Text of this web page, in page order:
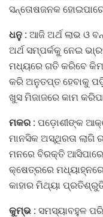
ସନ୍ତୋଷଜନକ
ଧନୁ : ଆଜି ଅର୍ଥ ଲାଭ ଓ
ଅର୍ଥ ସମ୍ପର୍କକୁ ନେଇ
ମଧ୍ୟରେ ଗତି କରିବେ
କରି ଅନୁତପ୍ତ ହେବାକୁ
ଖୁସ ମିଜାଜରେ କାମ
ମକର : ପଡ଼ୋଶୀଙ୍କ
ମାନସିକ ଅସ୍ଥିରତା
ମନରେ ବିରକ୍ତି ଆସିପାରେ
କ୍ଷେତ୍ରରେ ମଧ୍ୟାହ୍ନରେ
କାହାର ମିଥ୍ୟା
କୁମ୍ଭ : ସମସ୍ୟାବହୁଳ